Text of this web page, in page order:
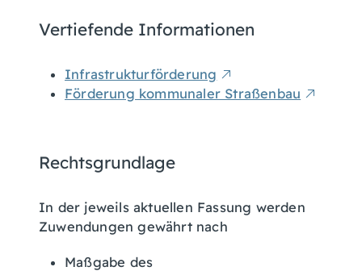
Vertiefende Informationen
Infrastrukturförderung
Förderung kommunaler Straßenbau
Rechtsgrundlage
In der jeweils aktuellen Fassung werden
Zuwendungen gewährt nach
Maßgabe des